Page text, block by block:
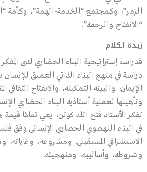
الزمر”، وكمجتمع “الخدمة-الهمة”، وكأمة
“الانفتاح والرحمة”.
زبدة الكلام
فدراسة إستراتيجية البناء الحضاري لدى
دراسة في منهج البناء الذاتي العميق للإنسان
الإيمان، والبيئة التمكينة، والانفتاح الثقافي
وتأهيلها لعملية أستاذية البناء الحضاري
لفكر الأستاذ فتح الله كولن، يعي تمامًا قيمة
في البناء النهضوي الحضاري الإنساني وفق
الاستشرافي المستقبلي، ومشروعه، وغاياته،
وشروطه، وأساليبه، ومنهجيته.